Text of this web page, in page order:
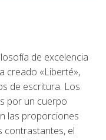
de excelencia
creado «Liberté»,
de escritura. Los
por un cuerpo
las proporciones
contrastantes, el